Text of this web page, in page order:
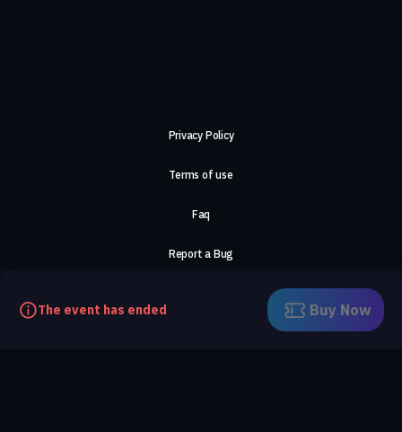
The event has ended Buy Now
Privacy Policy
Terms of use
Faq
Report a Bug